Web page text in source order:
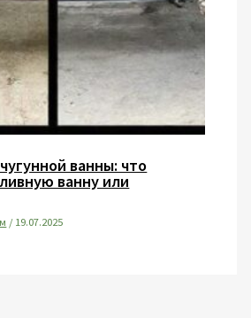
ванны: что
ванну или
/19.07.2025